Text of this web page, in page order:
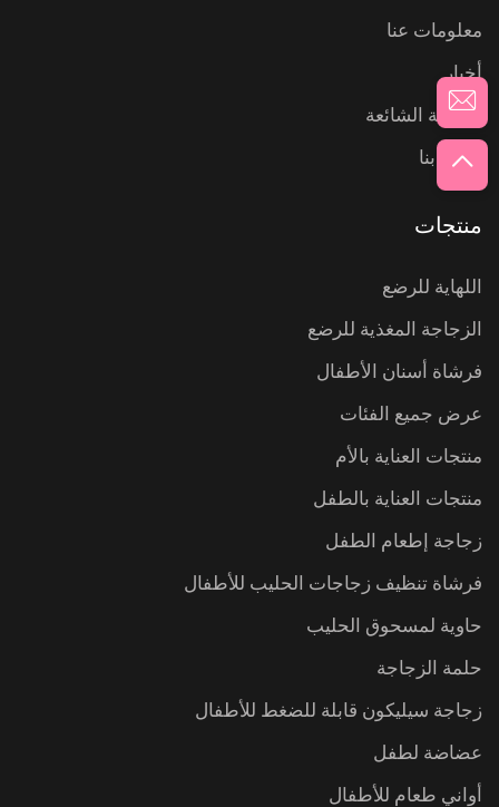
معلومات عنا
أخبار
الأسئلة الشائعة
اتصل بنا
منتجات
اللهاية للرضع
الزجاجة المغذية للرضع
فرشاة أسنان الأطفال
عرض جميع الفئات
منتجات العناية بالأم
منتجات العناية بالطفل
زجاجة إطعام الطفل
فرشاة تنظيف زجاجات الحليب للأطفال
حاوية لمسحوق الحليب
حلمة الزجاجة
زجاجة سيليكون قابلة للضغط للأطفال
عضاضة لطفل
أواني طعام للأطفال